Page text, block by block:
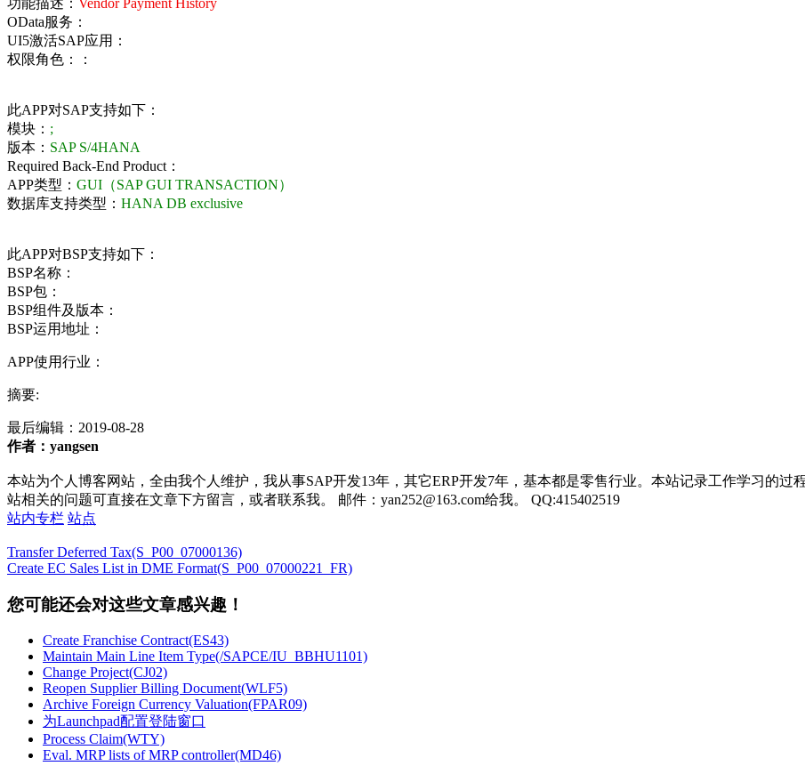
OData服务：
UI5激活SAP应用：
权限角色：：
此APP对SAP支持如下：
模块： ;
版本： SAP S/4HANA
Required Back-End Product：
APP类型： GUI（SAP GUI TRANSACTION）
数据库支持类型： HANA DB exclusive
此APP对BSP支持如下：
BSP名称：
BSP包：
BSP组件及版本：
BSP运用地址：
APP使用行业：
摘要:
最后编辑： 2019-08-28
作者：yangsen
本站为个人博客网站，全由我个人维护，我从事SAP开发13年，其它ERP开发7年，基本都是零售行业。本站记录工作学习的过
站相关的问题可直接在文章下方留言，或者联系我。 邮件：yan252@163.com给我。 QQ:415402519
站内专栏 站点
Transfer Deferred Tax(S_P00_07000136)
Create EC Sales List in DME Format(S_P00_07000221_FR)
您可能还会对这些文章感兴趣！
Create Franchise Contract(ES43)
Maintain Main Line Item Type(/SAPCE/IU_BBHU1101)
Change Project(CJ02)
Reopen Supplier Billing Document(WLF5)
Archive Foreign Currency Valuation(FPAR09)
为Launchpad配置登陆窗口
Process Claim(WTY)
Eval. MRP lists of MRP controller(MD46)